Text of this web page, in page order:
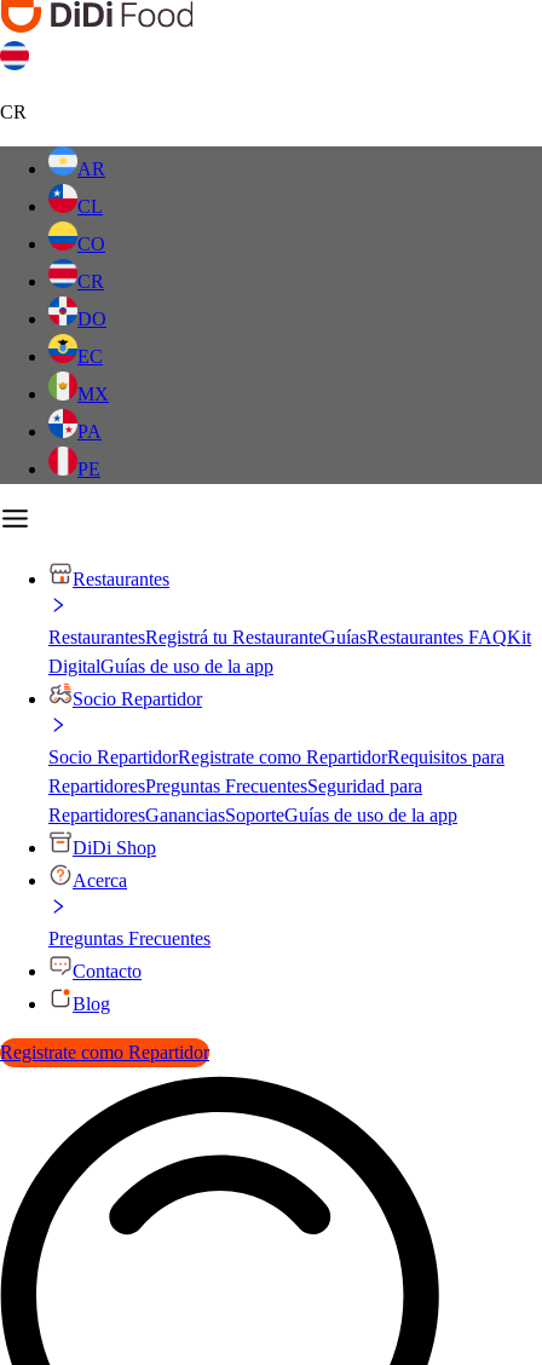
CR
AR
CL
CO
CR
DO
EC
MX
PA
PE
Restaurantes
RestaurantesRegistrá tu RestauranteGuíasRestaurantes FAQKit
DigitalGuías de uso de la app
Socio Repartidor
Socio RepartidorRegistrate como RepartidorRequisitos para
RepartidoresPreguntas FrecuentesSeguridad para
RepartidoresGananciasSoporteGuías de uso de la app
DiDi Shop
Acerca
Preguntas Frecuentes
Contacto
Blog
Registrate como Repartidor